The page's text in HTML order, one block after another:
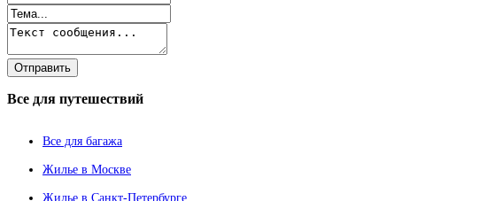
Все для путешествий
Все для багажа
Жилье в Москве
Жилье в Санкт-Петербурге